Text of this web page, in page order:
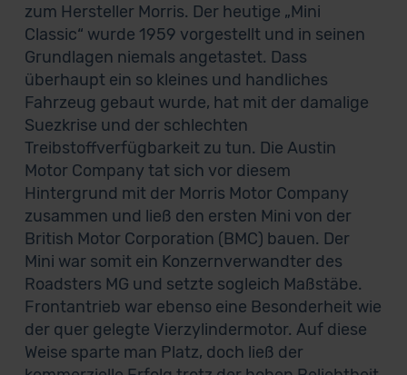
zum Hersteller Morris. Der heutige „Mini
Classic“ wurde 1959 vorgestellt und in seinen
Grundlagen niemals angetastet. Dass
überhaupt ein so kleines und handliches
Fahrzeug gebaut wurde, hat mit der damalige
Suezkrise und der schlechten
Treibstoffverfügbarkeit zu tun. Die Austin
Motor Company tat sich vor diesem
Hintergrund mit der Morris Motor Company
zusammen und ließ den ersten Mini von der
British Motor Corporation (BMC) bauen. Der
Mini war somit ein Konzernverwandter des
Roadsters MG und setzte sogleich Maßstäbe.
Frontantrieb war ebenso eine Besonderheit wie
der quer gelegte Vierzylindermotor. Auf diese
Weise sparte man Platz, doch ließ der